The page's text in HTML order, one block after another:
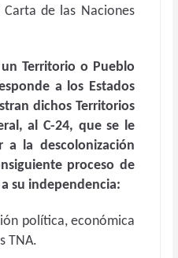
de las Naciones
Territorio o Pueblo
a los Estados
dichos Territorios
al C-24, que se le
a la descolonización
proceso de
su independencia:
política, económica
TNA.